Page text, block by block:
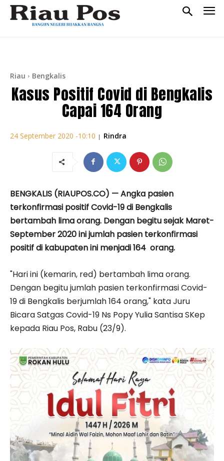
Riau Bengkalis
Kasus Positif Covid di Bengkalis
Capai 164 Orang
24 September 2020 -10:10 | Rindra
BENGKALIS (RIAUPOS.CO) — Angka pasien
terkonfirmasi positif Covid-19 di Bengkalis
bertambah lima orang. Dengan begitu sejak Maret-
September 2020 ini jumlah pasien terkonfirmasi
positif di kabupaten ini menjadi 164 orang.
"Hari ini (kemarin, red) bertambah lima orang.
Dengan begitu jumlah pasien terkonfirmasi Covid-
19 di Bengkalis berjumlah 164 orang," kata Juru
Bicara Satgas Covid-19 Ns Popy Yulia Santisa SKep
kepada Riau Pos, Rabu (23/9).